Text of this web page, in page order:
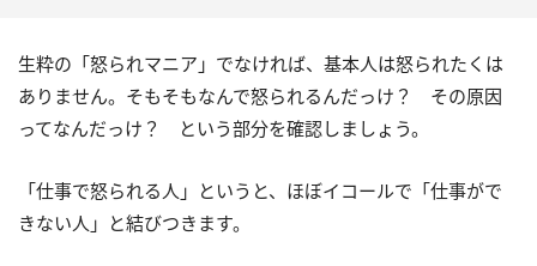
生粋の「怒られマニア」でなければ、基本人は怒られたくは
ありません。そもそもなんで怒られるんだっけ？ その原因
ってなんだっけ？ という部分を確認しましょう。
「仕事で怒られる人」というと、ほぼイコールで「仕事がで
きない人」と結びつきます。